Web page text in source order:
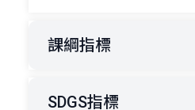
課綱指標
SDGS指標